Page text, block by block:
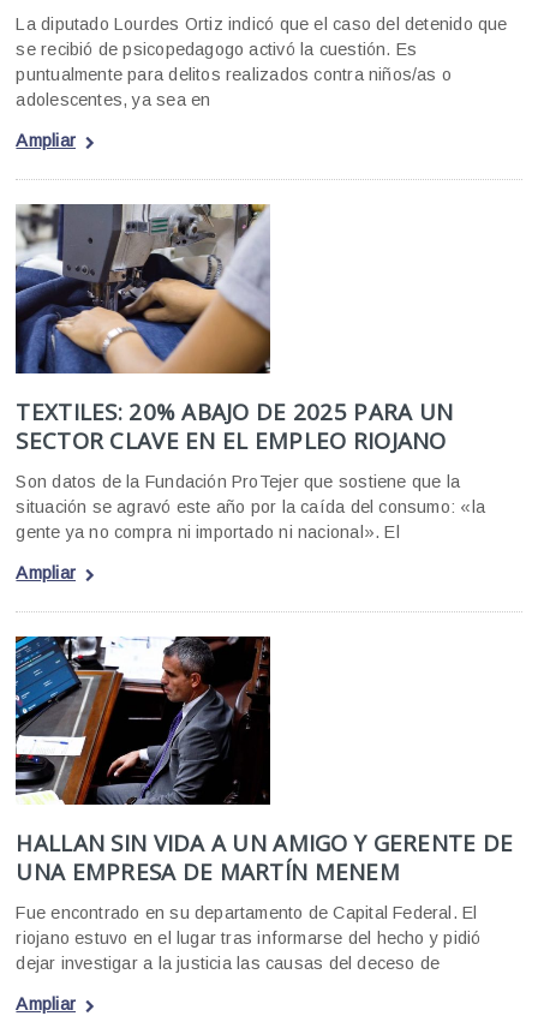
La diputado Lourdes Ortiz indicó que el caso del detenido que
se recibió de psicopedagogo activó la cuestión. Es
puntualmente para delitos realizados contra niños/as o
adolescentes, ya sea en
Ampliar
TEXTILES: 20% ABAJO DE 2025 PARA UN
SECTOR CLAVE EN EL EMPLEO RIOJANO
Son datos de la Fundación ProTejer que sostiene que la
situación se agravó este año por la caída del consumo: «la
gente ya no compra ni importado ni nacional». El
Ampliar
HALLAN SIN VIDA A UN AMIGO Y GERENTE DE
UNA EMPRESA DE MARTÍN MENEM
Fue encontrado en su departamento de Capital Federal. El
riojano estuvo en el lugar tras informarse del hecho y pidió
dejar investigar a la justicia las causas del deceso de
Ampliar